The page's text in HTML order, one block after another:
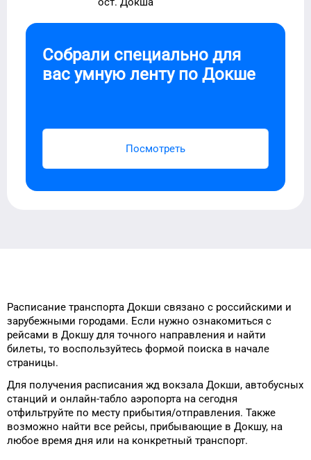
Собрали специально для
вас умную ленту по Докше
Посмотреть
Расписание транспорта Докши связано с российскими и
зарубежными городами. Если нужно ознакомиться с
рейсами в Докшу для точного направления и найти
билеты, то воспользуйтесь формой поиска в начале
страницы.
Для получения расписания жд вокзала Докши, автобусных
станций и онлайн-табло аэропорта на сегодня
отфильтруйте по месту прибытия/отправления. Также
возможно найти все рейсы, прибывающие в Докшу, на
любое время дня или на конкретный транспорт.